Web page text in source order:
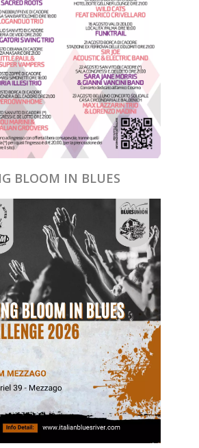
BLOOM IN BLUES